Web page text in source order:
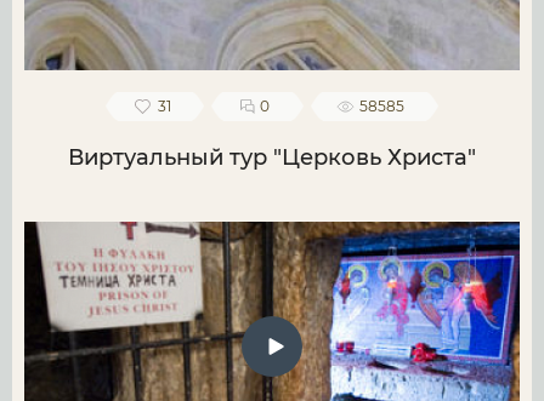
31 0 58585
Виртуальный тур "Церковь Христа"